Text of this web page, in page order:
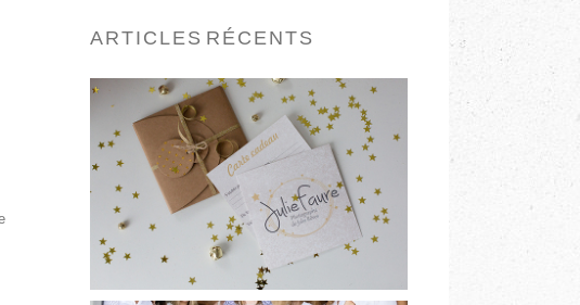
ARTICLES RÉCENTS
CARTE CADEAU
EN LIRE PLUS